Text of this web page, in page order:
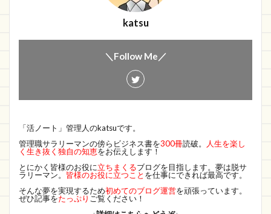
katsu
＼Follow Me／
「活ノート」管理人のkatsuです。
管理職サラリーマンの傍らビジネス書を300冊読破。
人生を楽し
く生き抜く独自の知恵をお伝えします！
とにかく皆様のお役に立ちまくるブログを目指します。夢は脱サ
ラリーマン。 皆様のお役に立つこと を仕事にできれば最高です。
そんな夢を実現するため初めてのブログ運営を頑張っています。
ぜひ記事をたっぷり ご覧ください！